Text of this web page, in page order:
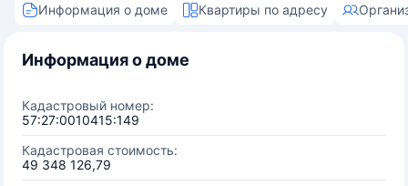
Информация о доме Квартиры по адресу
Информация о доме
Кадастровый номер:
57:27:0010415:149
Кадастровая стоимость:
49 348 126,79